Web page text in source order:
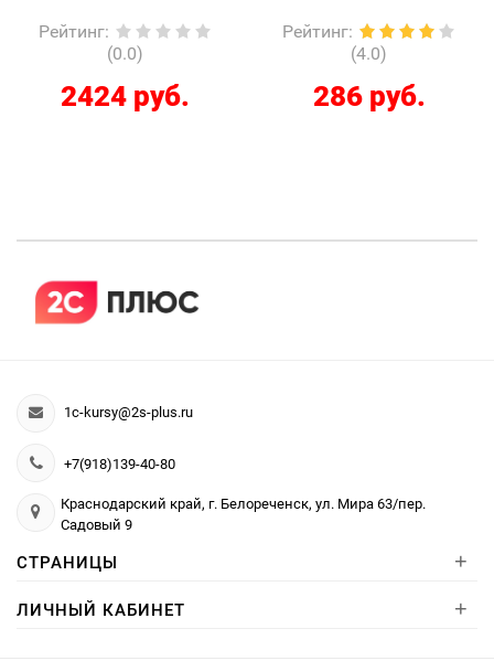
Рейтинг:
(0.0)
2424 руб.
Рейтинг:
(4.0)
286 руб.
1c-kursy@2s-plus.ru
+7(918)139-40-80
Краснодарский край, г. Белореченск, ул. Мира 63/пер.
Садовый 9
СТРАНИЦЫ +
ЛИЧНЫЙ КАБИНЕТ +